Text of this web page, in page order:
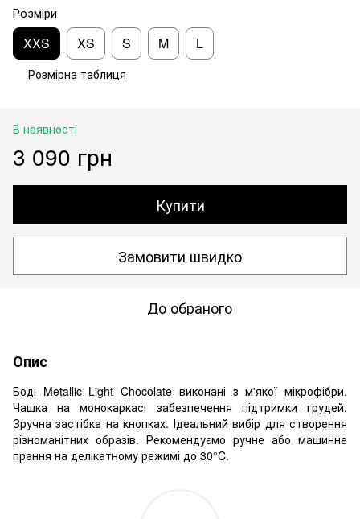
Розміри
XXS XS S M L
Розмірна таблиця
В наявності
3 090 грн
Купити
Замовити швидко
До обраного
Опис
Боді Metallic Light Chocolate виконані з м'якої мікрофібри.
Чашка на монокаркасі забезпечення підтримки грудей.
Зручна застібка на кнопках. Ідеальний вибір для створення
різноманітних образів. Рекомендуємо ручне або машинне
прання на делікатному режимі до 30°C.